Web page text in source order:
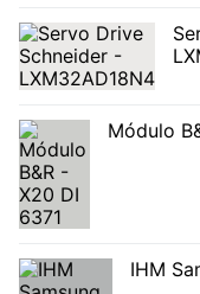
Módulo
IHM